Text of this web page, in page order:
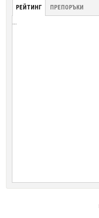
РЕЙТИНГ ПРЕПОРЪКИ
...